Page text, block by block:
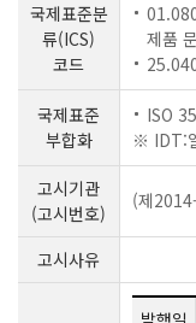
국제표준분
류(ICS)
코드
제품
국제표준
부합화
ISO
※ IDT:
고시기관
(고시번호)
(제
고시사유